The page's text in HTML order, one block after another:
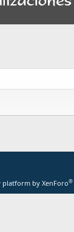
platform by XenForo®